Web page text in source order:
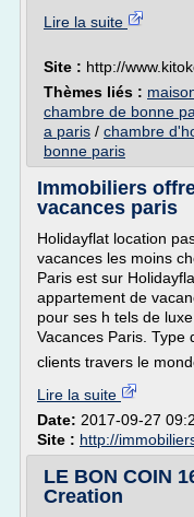
Lire la suite
Site : http://
Thèmes liés :
chambre de bonne
a paris / chambre
bonne paris
Immobiliers
vacances paris
Holidayflat location
vacances les moins
Paris est sur
appartement de
pour ses h tels de
Vacances Paris. Type
clients travers le
Lire la suite
Date: 2017-09-27
Site : http://
LE BON COIN
Creation